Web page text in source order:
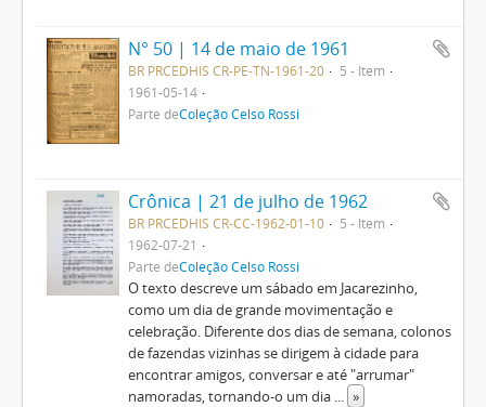
N° 50 | 14 de maio de 1961
BR PRCEDHIS CR-PE-TN-1961-20
5 - Item
1961-05-14
Parte deColeção Celso Rossi
Crônica | 21 de julho de 1962
BR PRCEDHIS CR-CC-1962-01-10
5 - Item
1962-07-21
Parte deColeção Celso Rossi
O texto descreve um sábado em Jacarezinho,
como um dia de grande movimentação e
celebração. Diferente dos dias de semana, colonos
de fazendas vizinhas se dirigem à cidade para
encontrar amigos, conversar e até "arrumar"
namoradas, tornando-o um dia ... »